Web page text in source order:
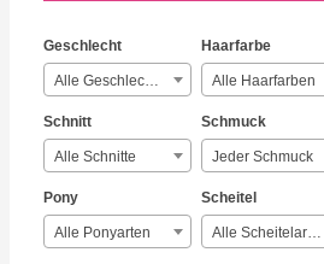
Geschlecht
Alle Geschlechter
Haarfarbe
Alle Haarfarben
Schnitt
Alle Schnitte
Schmuck
Jeder Schmuck
Pony
Alle Ponyarten
Scheitel
Alle Scheitelarten